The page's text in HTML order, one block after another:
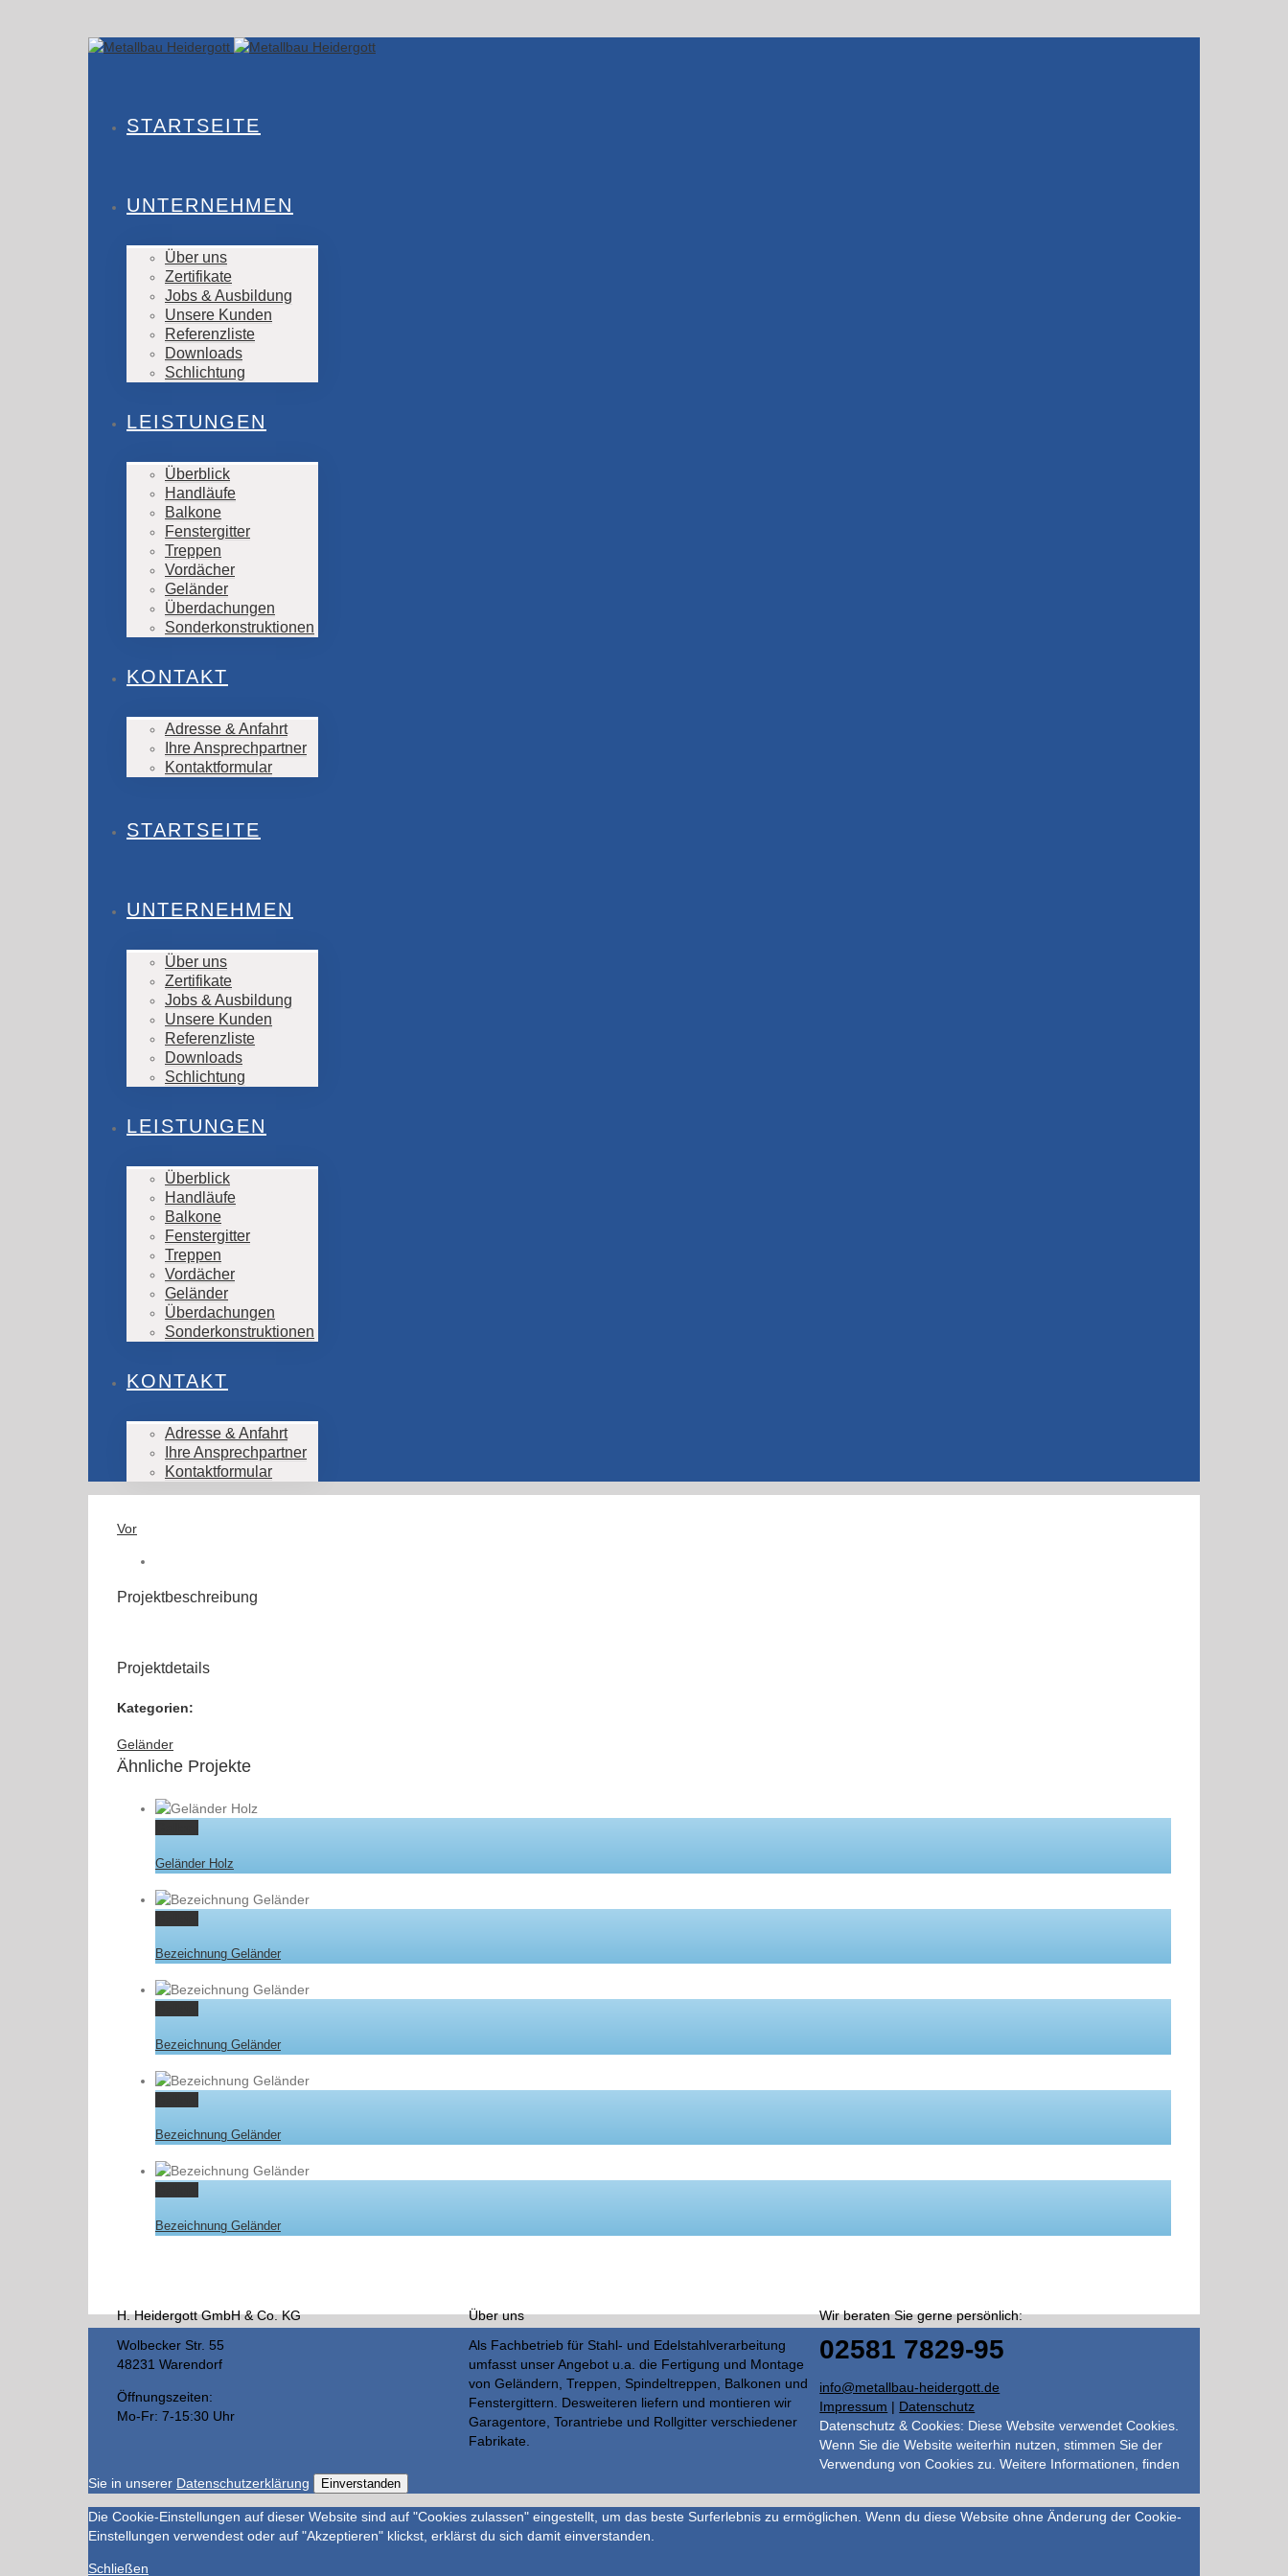
STARTSEITE
UNTERNEHMEN
Über uns
Zertifikate
Jobs & Ausbildung
Unsere Kunden
Referenzliste
Downloads
Schlichtung
LEISTUNGEN
Überblick
Handläufe
Balkone
Fenstergitter
Treppen
Vordächer
Geländer
Überdachungen
Sonderkonstruktionen
KONTAKT
Adresse & Anfahrt
Ihre Ansprechpartner
Kontaktformular
STARTSEITE
UNTERNEHMEN
Über uns
Zertifikate
Jobs & Ausbildung
Unsere Kunden
Referenzliste
Downloads
Schlichtung
LEISTUNGEN
Überblick
Handläufe
Balkone
Fenstergitter
Treppen
Vordächer
Geländer
Überdachungen
Sonderkonstruktionen
KONTAKT
Adresse & Anfahrt
Ihre Ansprechpartner
Kontaktformular
Vor
Projektbeschreibung
Projektdetails
Kategorien:
Geländer
Ähnliche Projekte
Geländer Holz
Bezeichnung Geländer
Bezeichnung Geländer
Bezeichnung Geländer
Bezeichnung Geländer
H. Heidergott GmbH & Co. KG
Wolbecker Str. 55
48231 Warendorf
Öffnungszeiten:
Mo-Fr: 7-15:30 Uhr
Über uns
Als Fachbetrieb für Stahl- und Edelstahlverarbeitung
umfasst unser Angebot u.a. die Fertigung und Montage
von Geländern, Treppen, Spindeltreppen, Balkonen und
Fenstergittern. Desweiteren liefern und montieren wir
Garagentore, Torantriebe und Rollgitter verschiedener
Fabrikate.
Wir beraten Sie gerne persönlich:
02581 7829-95
info@metallbau-heidergott.de
Impressum | Datenschutz
Datenschutz & Cookies: Diese Website verwendet Cookies.
Wenn Sie die Website weiterhin nutzen, stimmen Sie der
Verwendung von Cookies zu. Weitere Informationen, finden
Sie in unserer Datenschutzerklärung Einverstanden
Die Cookie-Einstellungen auf dieser Website sind auf "Cookies zulassen" eingestellt, um das beste Surferlebnis zu ermöglichen. Wenn du diese Website ohne Änderung der Cookie-
Einstellungen verwendest oder auf "Akzeptieren" klickst, erklärst du sich damit einverstanden.
Schließen